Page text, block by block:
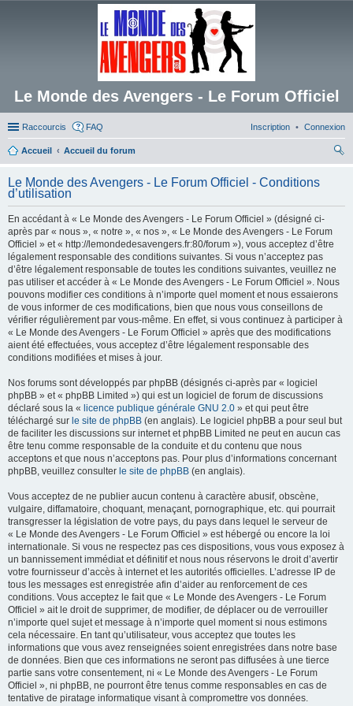
Le Monde des Avengers - Le Forum Officiel
Raccourcis FAQ Connexion
Inscription
Accueil
Accueil du forum
ch
Le Monde des Avengers - Le Forum Officiel - Conditions
d’utilisation
En accédant à « Le Monde des Avengers - Le Forum Officiel » (désigné ci-
après par « nous », « notre », « nos », « Le Monde des Avengers - Le Forum
Officiel » et « http://lemondedesavengers.fr:80/forum »), vous acceptez d’être
légalement responsable des conditions suivantes. Si vous n’acceptez pas
d’être légalement responsable de toutes les conditions suivantes, veuillez ne
pas utiliser et accéder à « Le Monde des Avengers - Le Forum Officiel ». Nous
pouvons modifier ces conditions à n’importe quel moment et nous essaierons
de vous informer de ces modifications, bien que nous vous conseillons de
vérifier régulièrement par vous-même. En effet, si vous continuez à participer à
« Le Monde des Avengers - Le Forum Officiel » après que des modifications
aient été effectuées, vous acceptez d’être légalement responsable des
conditions modifiées et mises à jour.
Nos forums sont développés par phpBB (désignés ci-après par « logiciel
phpBB » et « phpBB Limited ») qui est un logiciel de forum de discussions
déclaré sous la « licence publique générale GNU 2.0 » et qui peut être
téléchargé sur le site de phpBB (en anglais). Le logiciel phpBB a pour seul but
de faciliter les discussions sur internet et phpBB Limited ne peut en aucun cas
être tenu comme responsable de la conduite et du contenu que nous
acceptons et que nous n’acceptons pas. Pour plus d’informations concernant
phpBB, veuillez consulter le site de phpBB (en anglais).
Vous acceptez de ne publier aucun contenu à caractère abusif, obscène,
vulgaire, diffamatoire, choquant, menaçant, pornographique, etc. qui pourrait
transgresser la législation de votre pays, du pays dans lequel le serveur de
« Le Monde des Avengers - Le Forum Officiel » est hébergé ou encore la loi
internationale. Si vous ne respectez pas ces dispositions, vous vous exposez à
un bannissement immédiat et définitif et nous nous réservons le droit d’avertir
votre fournisseur d’accès à internet et les autorités officielles. L’adresse IP de
tous les messages est enregistrée afin d’aider au renforcement de ces
conditions. Vous acceptez le fait que « Le Monde des Avengers - Le Forum
Officiel » ait le droit de supprimer, de modifier, de déplacer ou de verrouiller
n’importe quel sujet et message à n’importe quel moment si nous estimons
cela nécessaire. En tant qu’utilisateur, vous acceptez que toutes les
informations que vous avez renseignées soient enregistrées dans notre base
de données. Bien que ces informations ne seront pas diffusées à une tierce
partie sans votre consentement, ni « Le Monde des Avengers - Le Forum
Officiel », ni phpBB, ne pourront être tenus comme responsables en cas de
tentative de piratage informatique visant à compromettre vos données.